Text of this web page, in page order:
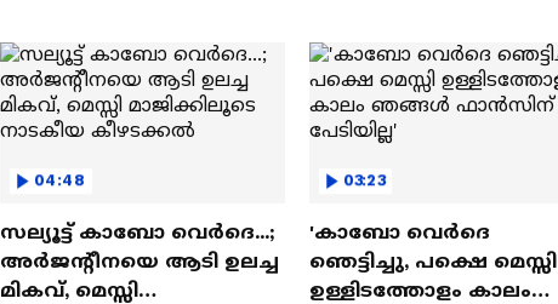
04:48
സല്യൂട്ട് കാബോ വെര്‍ദെ...;
അര്‍ജന്റീനയെ ആടി ഉലച്ച
മികവ്, മെസ്സി
03:23
'കാബോ വെർദെ
ഞെട്ടിച്ചു, പക്ഷെ മെസ്സി
ഉള്ളിടത്തോളം കാലം